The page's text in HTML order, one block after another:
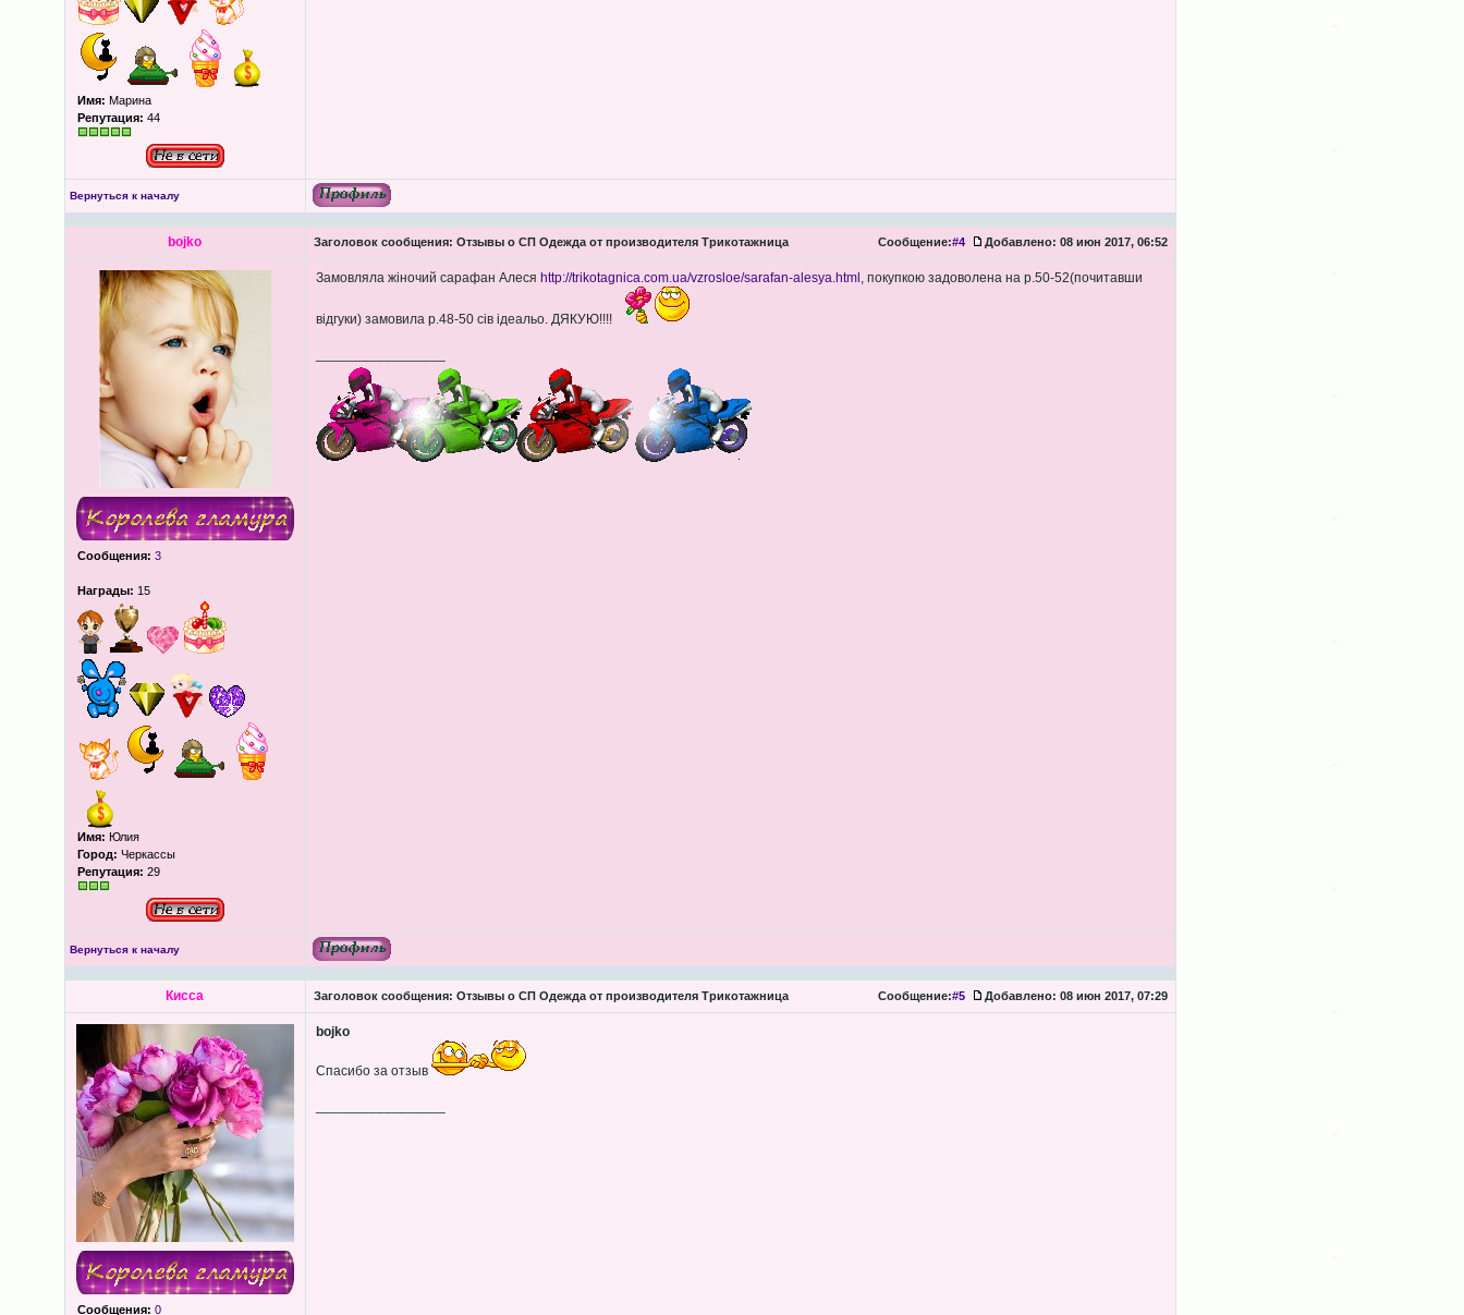
Имя: Марина
Репутация: 44
Вернуться к началу
bojko Заголовок сообщения: Отзывы о СП Одежда от производителя Трикотажница Сообщение:#4 Добавлено: 08 июн 2017, 06:52
Сообщения: 3
Награды: 15
Имя: Юлия
Город: Черкассы
Репутация: 29
Замовляла жіночий сарафан Алеся http://trikotagnica.com.ua/vzrosloe/sarafan-alesya.html , покупкою задоволена на р.50-52(почитавши
відгуки) замовила р.48-50 сів ідеальо. ДЯКУЮ!!!!
Вернуться к началу
Кисса Заголовок сообщения: Отзывы о СП Одежда от производителя Трикотажница Сообщение:#5 Добавлено: 08 июн 2017, 07:29
Сообщения: 0
bojko
Спасибо за отзыв